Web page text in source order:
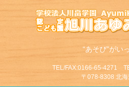
“あそび”がい
TEL/FAX:0166-65-4271
〒078-8308 北海道旭